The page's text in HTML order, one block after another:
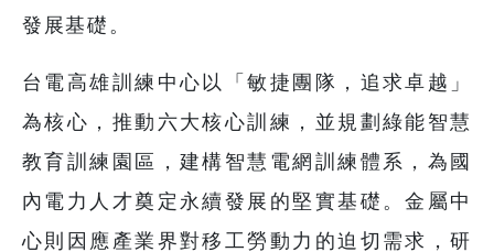
發展基礎。
台電高雄訓練中心以「敏捷團隊，追求卓越」
為核心，推動六大核心訓練，並規劃綠能智慧
教育訓練園區，建構智慧電網訓練體系，為國
內電力人才奠定永續發展的堅實基礎。金屬中
心則因應產業界對移工勞動力的迫切需求，研